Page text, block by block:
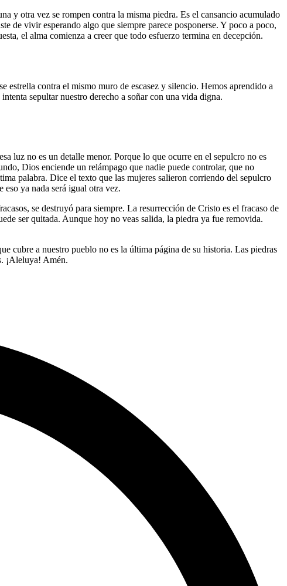
y otra vez se rompen contra la misma piedra. Es el cansancio acumulado
de vivir esperando algo que siempre parece posponerse. Y poco a poco,
el alma comienza a creer que todo esfuerzo termina en decepción.
estrella contra el mismo muro de escasez y silencio. Hemos aprendido a
sepultar nuestro derecho a soñar con una vida digna.
luz no es un detalle menor. Porque lo que ocurre en el sepulcro no es
Dios enciende un relámpago que nadie puede controlar, que no
palabra. Dice el texto que las mujeres salieron corriendo del sepulcro
ya nada será igual otra vez.
se destruyó para siempre. La resurrección de Cristo es el fracaso de
ser quitada. Aunque hoy no veas salida, la piedra ya fue removida.
cubre a nuestro pueblo no es la última página de su historia. Las piedras
¡Aleluya! Amén.